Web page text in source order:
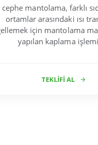
cephe mantolama, farklı
ortamlar arasındaki ısı
için mantolama
yapılan kaplama
TEKLIFI AL